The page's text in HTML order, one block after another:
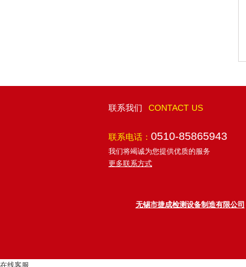
联系我们 CONTACT US
联系电话： 0510-85865943
我们将竭诚为您提供优质的服务
更多联系方式
无锡市捷成检测设备制造有限公司
在线客服